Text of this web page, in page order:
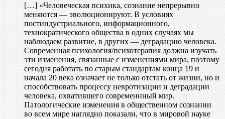
[…] «Человеческая психика, сознание непрерывно
меняются — эволюционируют. В условиях
постиндустриального, информационного,
технократического общества в одних случаях мы
наблюдаем развитие, в других — деградацию человека.
Современная психология/психотерапия должна изучать
эти изменения, связанные с изменениями мира, поэтому
сегодня работать по старым стандартам конца 19 и
начала 20 века означает не только отстать от жизни, но и
способствовать процессу невротизации и деградации
человека, охватившего современнный мир.
Патологические изменения в общественном сознании
во всем мире наглядно показали, что в мировой науке